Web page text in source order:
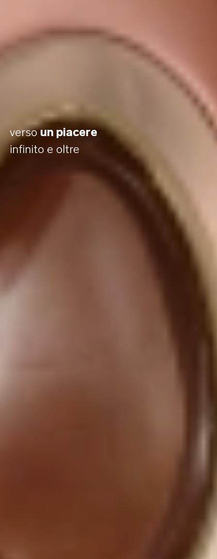
versoun piacere
infinito e oltre
La tecnologia brevettata Cruise
Control™ rende costanti le sue
pulsazioni uniche durante l'uso, per cui
quando viene premuto con forza
sprigionare una potenza extra. La
tecnologia Infinite Loop™ introduce
l'oscillazione ellittica per offrire un
nuovo tipo di stimolazione con
incredibile potenza e ritmo costante.